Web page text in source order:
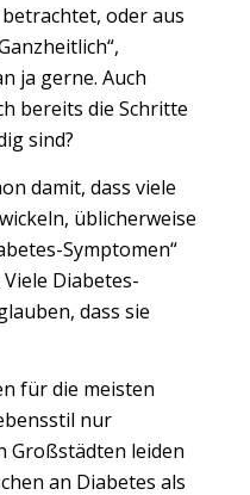
oder aus
ja gerne. Auch
bereits die Schritte
sind?
damit, dass viele
üblicherweise
Symptomen“
Diabetes-
dass sie
für die meisten
nur
Großstädten leiden
an Diabetes als